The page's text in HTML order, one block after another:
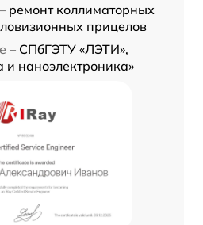
ремонт коллиматорных
прицелов
– СПбГЭТУ «ЛЭТИ»,
и наноэлектроника»